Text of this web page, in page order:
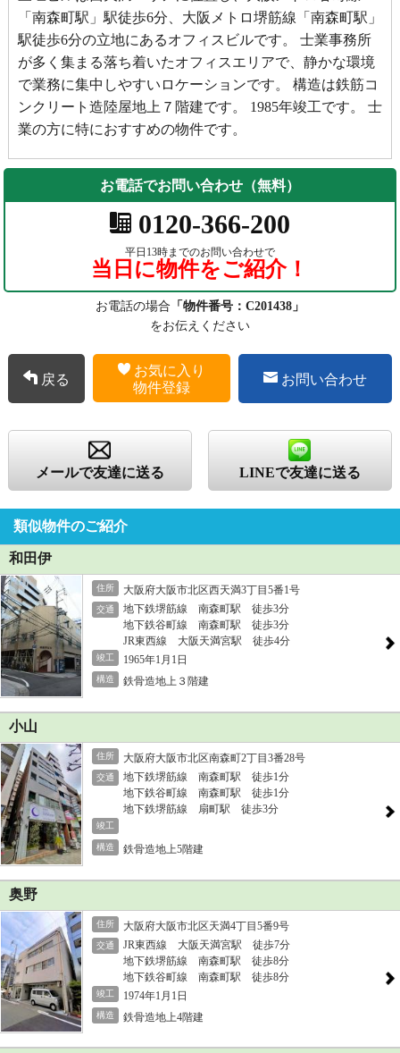
「南森町駅」駅徒歩6分、大阪メトロ堺筋線「南森町駅」
駅徒歩6分の立地にあるオフィスビルです。 士業事務所
が多く集まる落ち着いたオフィスエリアで、静かな環境
で業務に集中しやすいロケーションです。 構造は鉄筋コ
ンクリート造陸屋地上７階建です。 1985年竣工です。 士
業の方に特におすすめの物件です。
お電話でお問い合わせ（無料）
0120-366-200
平日13時までのお問い合わせで
当日に物件をご紹介！
お電話の場合 「物件番号：C201438」
をお伝えください
戻る
お気に入り
物件登録
お問い合わせ
メールで友達に送る LINEで友達に送る
類似物件のご紹介
和田伊
住所 大阪府大阪市北区西天満3丁目5番1号
交通
地下鉄堺筋線 南森町駅 徒歩3分
地下鉄谷町線 南森町駅 徒歩3分
JR東西線 大阪天満宮駅 徒歩4分
竣工 1965年1月1日
構造 鉄骨造地上３階建
小山
住所 大阪府大阪市北区南森町2丁目3番28号
交通
地下鉄堺筋線 南森町駅 徒歩1分
地下鉄谷町線 南森町駅 徒歩1分
地下鉄堺筋線 扇町駅 徒歩3分
竣工
構造 鉄骨造地上5階建
奥野
住所 大阪府大阪市北区天満4丁目5番9号
交通
JR東西線 大阪天満宮駅 徒歩7分
地下鉄堺筋線 南森町駅 徒歩8分
地下鉄谷町線 南森町駅 徒歩8分
竣工 1974年1月1日
構造 鉄骨造地上4階建